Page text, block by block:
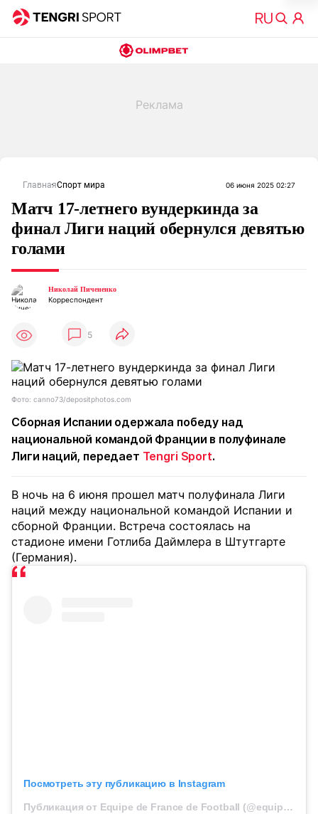
ГлавнаяСпорт мира 06 июня 2025 02:27
Матч 17-летнего вундеркинда за
финал Лиги наций обернулся девятью
голами
Николай Пичененко
Корреспондент
5
Фото: canno73/depositphotos.com
Сборная Испании одержала победу над
национальной командой Франции в полуфинале
Лиги наций, передает Tengri Sport.
В ночь на 6 июня прошел матч полуфинала Лиги
наций между национальной командой Испании и
сборной Франции. Встреча состоялась на
стадионе имени Готлиба Даймлера в Штутгарте
(Германия).
Посмотреть эту публикацию в Instagram
Публикация от Equipe de France de Football (@equipedefrance)